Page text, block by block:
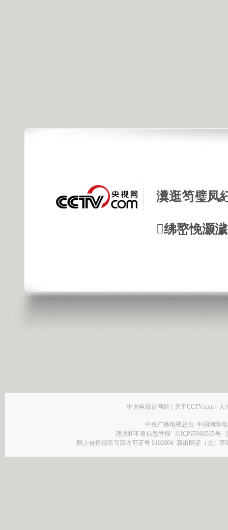
瀵逛笉璧凤
绋嶅悗灏
中央电视台网站 | 关于CCTV.com | 人
中央广播电视总台 中国网络
违法和不良信息举报
京ICP证060535号
网上传播视听节目许可证号 0102004 新出网证（京）